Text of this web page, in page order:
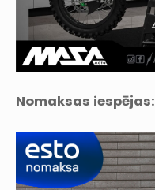
Nomaksas iespējas: